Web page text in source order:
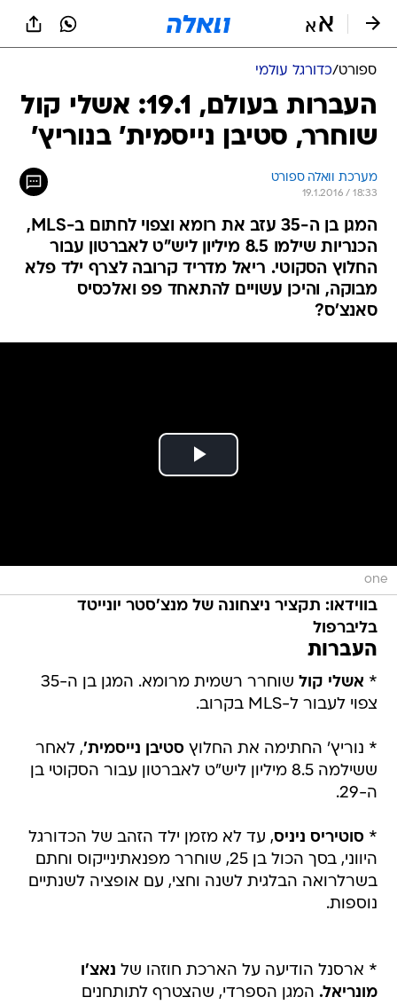
ספורט/כדורגל עולמי
העברות בעולם, 19.1: אשלי קול
שוחרר, סטיבן נייסמית' בנוריץ'
מערכת וואלה ספורט
19.1.2016 / 18:33
המגן בן ה-35 עזב את רומא וצפוי לחתום ב-MLS,
הכנריות שילמו 8.5 מיליון ליש"ט לאברטון עבור
החלוץ הסקוטי. ריאל מדריד קרובה לצרף ילד פלא
מבוקה, והיכן עשויים להתאחד פפ ואלכסיס
סאנצ'ס?
one
בווידאו: תקציר ניצחונה של מנצ'סטר יונייטד
בליברפול
העברות
* אשלי קול
שוחרר רשמית מרומא. המגן בן ה-35
צפוי לעבור ל-MLS בקרוב.
* נוריץ' החתימה את החלוץסטיבן נייסמית', לאחר
ששילמה 8.5 מיליון ליש"ט לאברטון עבור הסקוטי בן
ה-29.
*סוטיריס ניניס, עד לא מזמן ילד הזהב של הכדורגל
היווני, בסך הכול בן 25, שוחרר מפנאתינייקוס וחתם
בשרלרואה הבלגית לשנה וחצי, עם אופציה לשנתיים
נוספות.
* ארסנל הודיעה על הארכת חוזהו של נאצ'ו
מונריאל. המגן הספרדי, שהצטרף לתותחנים